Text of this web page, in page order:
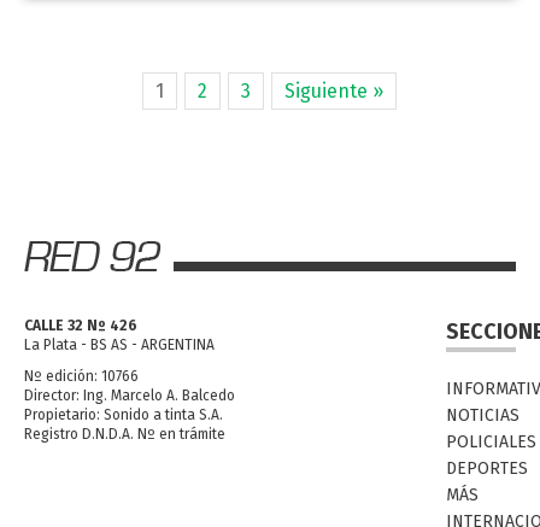
1 2 3 Siguiente »
CALLE 32 Nº 426
La Plata - BS AS - ARGENTINA
Nº edición: 10766
Director: Ing. Marcelo A. Balcedo
Propietario: Sonido a tinta S.A.
Registro D.N.D.A. Nº en trámite
NOTICIAS
POLICIALES
DEPORTES
MÁS